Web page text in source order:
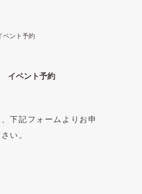
ベント予約
イベント予約
下記フォームよりお申
い。